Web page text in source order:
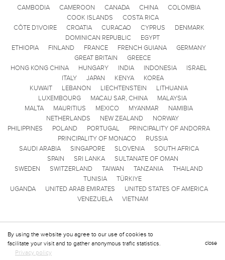
close
By using the website you agree to our use of cookies to
facilitate your visit and to gather anonymous trafic statistics.
Privacy policy
CAMBODIA
CAMEROON CANADA CHINA
COLOMBIA
COOK ISLANDS
COSTA RICA
CÔTE D'IVOIRE
CROATIA CURACAO CYPRUS
DENMARK
DOMINICAN REPUBLIC
EGYPT
ETHIOPIA
FINLAND FRANCE FRENCH GUIANA
GERMANY
GREAT BRITAIN
GREECE
HONG KONG CHINA
HUNGARY INDIA INDONESIA
ISRAEL
ITALY
JAPAN KENYA
KOREA
KUWAIT
LEBANON LIECHTENSTEIN
LITHUANIA
LUXEMBOURG
MACAU SAR, CHINA
MALAYSIA
MALTA
MAURITIUS MEXICO MYANMAR
NAMIBIA
NETHERLANDS
NEW ZEALAND
NORWAY
PHILIPPINES
POLAND PORTUGAL
PRINCIPALITY OF ANDORRA
PRINCIPALITY OF MONACO
RUSSIA
SAUDI ARABIA
SINGAPORE SLOVENIA
SOUTH AFRICA
SPAIN
SRI LANKA
SULTANATE OF OMAN
SWEDEN
SWITZERLAND TAIWAN TANZANIA
THAILAND
TUNISIA
TÜRKIYE
UGANDA
UNITED ARAB EMIRATES
UNITED STATES OF AMERICA
VENEZUELA
VIETNAM